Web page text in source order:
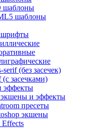
шаблоны
шаблоны
шрифты
serif (без засечек)
(с засечками)
эффекты
и эффекты
пресеты
экшены
Effects